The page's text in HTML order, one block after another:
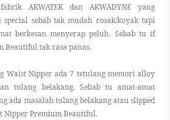
AKWATEK dan AKWADYNE yang
sebab tak mudah rosak/koyak tapi
berkesan menyerap peluh. Sebab tu if
Beautiful tak rasa panas.
Waist Nipper ada 7 tetulang memori alloy
tulang belakang. Sebab tu amat-amat
ada masalah tulang belakang atau slipped
Nipper Premium Beautiful.